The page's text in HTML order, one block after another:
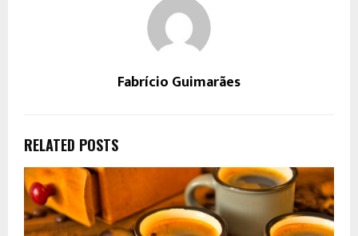
Fabrício Guimarães
RELATED POSTS